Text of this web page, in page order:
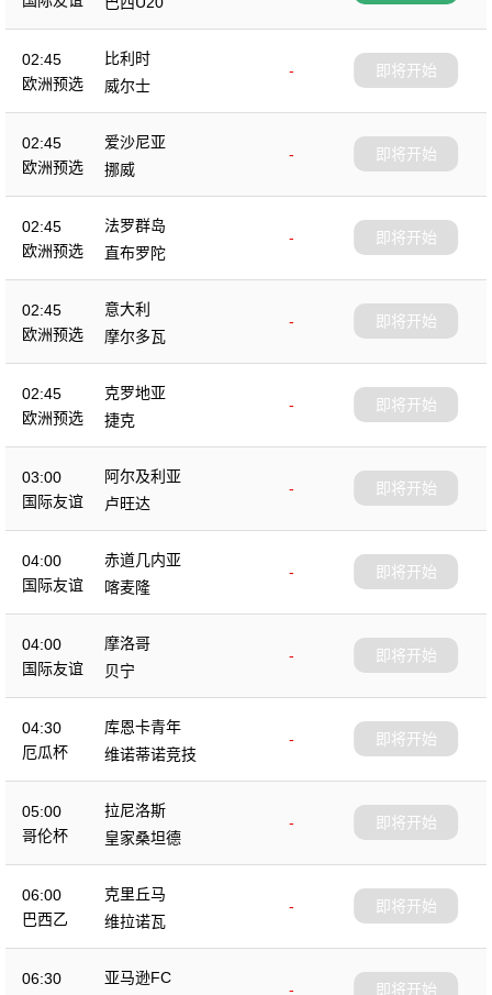
02:45
欧洲预选
比利时
-
威尔士
即将开始
02:45
欧洲预选
爱沙尼亚
-
挪威
即将开始
02:45
欧洲预选
法罗群岛
-
直布罗陀
即将开始
02:45
欧洲预选
意大利
-
摩尔多瓦
即将开始
02:45
欧洲预选
克罗地亚
-
捷克
即将开始
03:00
国际友谊
阿尔及利亚
-
卢旺达
即将开始
04:00
国际友谊
赤道几内亚
-
喀麦隆
即将开始
04:00
国际友谊
摩洛哥
-
贝宁
即将开始
04:30
厄瓜杯
库恩卡青年
-
维诺蒂诺竞技
即将开始
05:00
哥伦杯
拉尼洛斯
-
皇家桑坦德
即将开始
06:00
巴西乙
克里丘马
-
维拉诺瓦
即将开始
06:30
亚马逊FC
-
即将开始